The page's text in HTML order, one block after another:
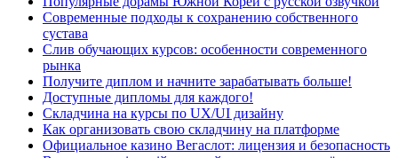
Современные подходы к сохранению собственного
сустава
Слив обучающих курсов: особенности современного
рынка
Получите диплом и начните зарабатывать больше!
Доступные дипломы для каждого!
Складчина на курсы по UX/UI дизайну
Как организовать свою складчину на платформе
Официальное казино Вегаслот: лицензия и безопасность